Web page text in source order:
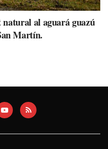
al aguará guazú
Martín.